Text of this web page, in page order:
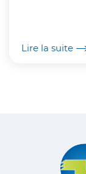
Lire la suite